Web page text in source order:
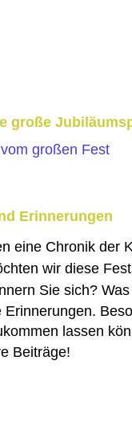
große
großen Fest
Erinnerungen
eine Chronik der
wir diese
Sie sich?
Erinnerungen.
lassen
Beiträge!